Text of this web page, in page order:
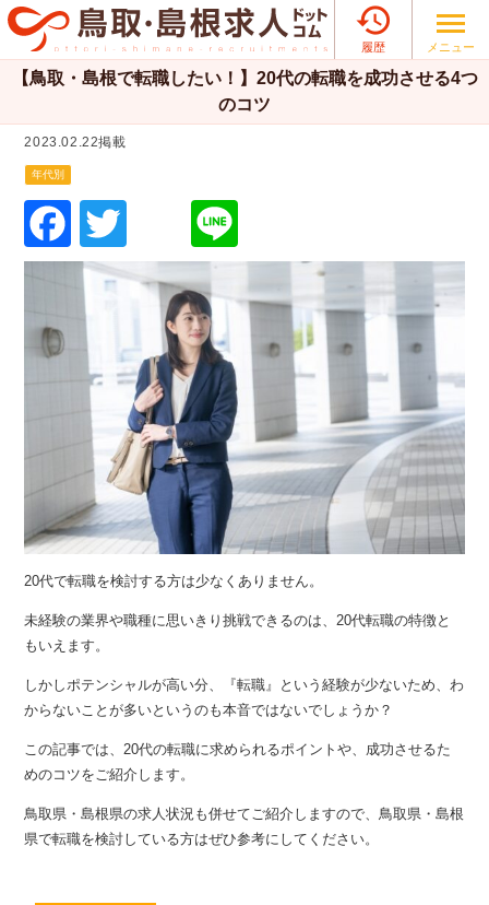

履歴 メニュー
【鳥取・島根で転職したい！】20代の転職を成功させる4つ
のコツ
2023.02.22掲載
年代別
F
a
c
e
b
o
o
k
wi
tt
n
e
20代で転職を検討する方は少なくありません。
未経験の業界や職種に思いきり挑戦できるのは、20代転職の特徴と
もいえます。
しかしポテンシャルが高い分、『転職』という経験が少ないため、わ
からないことが多いというのも本音ではないでしょうか？
この記事では、20代の転職に求められるポイントや、成功させるた
めのコツをご紹介します。
鳥取県・島根県の求人状況も併せてご紹介しますので、鳥取県・島根
県で転職を検討している方はぜひ参考にしてください。